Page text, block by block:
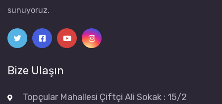
sunuyoruz.
Bize Ulaşın
Topçular Mahallesi Çiftçi Ali Sokak : 15/2